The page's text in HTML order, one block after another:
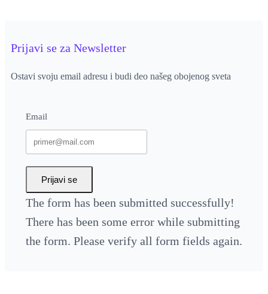
Prijavi se za Newsletter
Ostavi svoju email adresu i budi deo našeg obojenog sveta
Email
Prijavi se
The form has been submitted successfully!
There has been some error while submitting
the form. Please verify all form fields again.